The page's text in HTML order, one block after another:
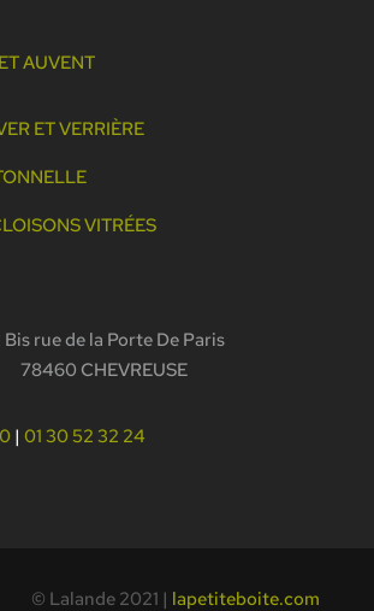
AUVENT
ET VERRIÈRE
VITRÉES
Bis rue de la Porte De Paris
78460 CHEVREUSE
| 01 30 52 32 24
© Lalande 2021 | lapetiteboite.com